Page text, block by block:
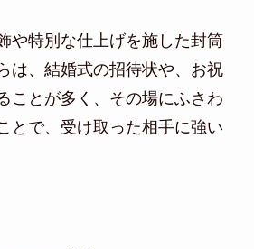
や特別な仕上げを施した封筒
は、結婚式の招待状や、お祝
ことが多く、その場にふさわ
とで、受け取った相手に強い